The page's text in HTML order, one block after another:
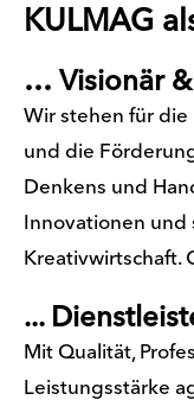
KULMAG
… Visionär
Wir stehen für
und die
Denkens und
Innovationen und
Kreativwirtschaft.
...
Mit Qualität,
Leistungsstärke